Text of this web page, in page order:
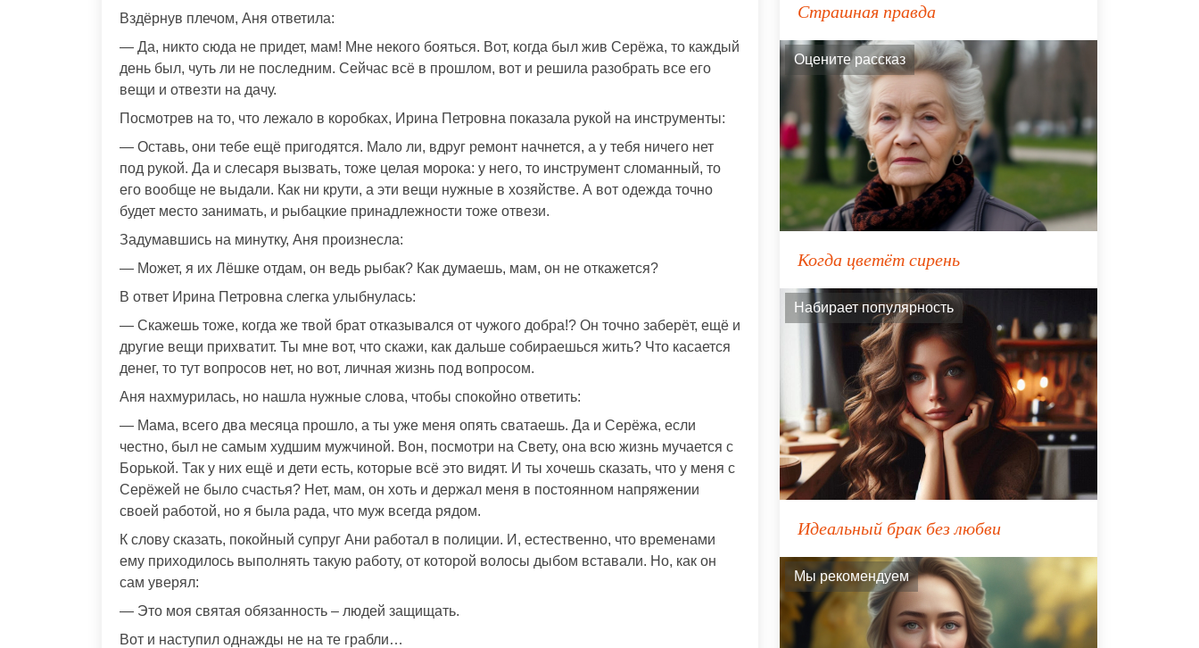
Вздёрнув плечом, Аня ответила:
— Да, никто сюда не придет, мам! Мне некого бояться. Вот, когда был жив Серёжа, то каждый
день был, чуть ли не последним. Сейчас всё в прошлом, вот и решила разобрать все его
вещи и отвезти на дачу.
Посмотрев на то, что лежало в коробках, Ирина Петровна показала рукой на инструменты:
— Оставь, они тебе ещё пригодятся. Мало ли, вдруг ремонт начнется, а у тебя ничего нет
под рукой. Да и слесаря вызвать, тоже целая морока: у него, то инструмент сломанный, то
его вообще не выдали. Как ни крути, а эти вещи нужные в хозяйстве. А вот одежда точно
будет место занимать, и рыбацкие принадлежности тоже отвези.
Задумавшись на минутку, Аня произнесла:
— Может, я их Лёшке отдам, он ведь рыбак? Как думаешь, мам, он не откажется?
В ответ Ирина Петровна слегка улыбнулась:
— Скажешь тоже, когда же твой брат отказывался от чужого добра!? Он точно заберёт, ещё и
другие вещи прихватит. Ты мне вот, что скажи, как дальше собираешься жить? Что касается
денег, то тут вопросов нет, но вот, личная жизнь под вопросом.
Аня нахмурилась, но нашла нужные слова, чтобы спокойно ответить:
— Мама, всего два месяца прошло, а ты уже меня опять сватаешь. Да и Серёжа, если
честно, был не самым худшим мужчиной. Вон, посмотри на Свету, она всю жизнь мучается с
Борькой. Так у них ещё и дети есть, которые всё это видят. И ты хочешь сказать, что у меня с
Серёжей не было счастья? Нет, мам, он хоть и держал меня в постоянном напряжении
своей работой, но я была рада, что муж всегда рядом.
К слову сказать, покойный супруг Ани работал в полиции. И, естественно, что временами
ему приходилось выполнять такую работу, от которой волосы дыбом вставали. Но, как он
сам уверял:
— Это моя святая обязанность – людей защищать.
Вот и наступил однажды не на те грабли…
Страшная правда
Оцените рассказ
Когда цветёт сирень
Набирает популярность
Идеальный брак без любви
Мы рекомендуем